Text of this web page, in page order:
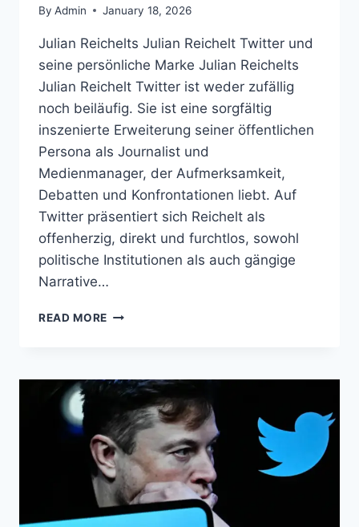
By Admin January 18, 2026
Julian Reichelts Julian Reichelt Twitter und
seine persönliche Marke Julian Reichelts
Julian Reichelt Twitter ist weder zufällig
noch beiläufig. Sie ist eine sorgfältig
inszenierte Erweiterung seiner öffentlichen
Persona als Journalist und
Medienmanager, der Aufmerksamkeit,
Debatten und Konfrontationen liebt. Auf
Twitter präsentiert sich Reichelt als
offenherzig, direkt und furchtlos, sowohl
politische Institutionen als auch gängige
Narrative…
READ MORE JULIAN
KONTROVERSE
UND
DIE
MACHT
DER
DIGITALEN
MEDIEN